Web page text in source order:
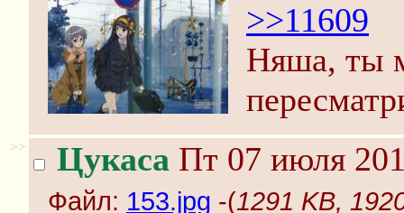
>>11609
Няша, ты
>> Цукаса Пт 07 июля
Файл: 153.jpg -(1291 KB,